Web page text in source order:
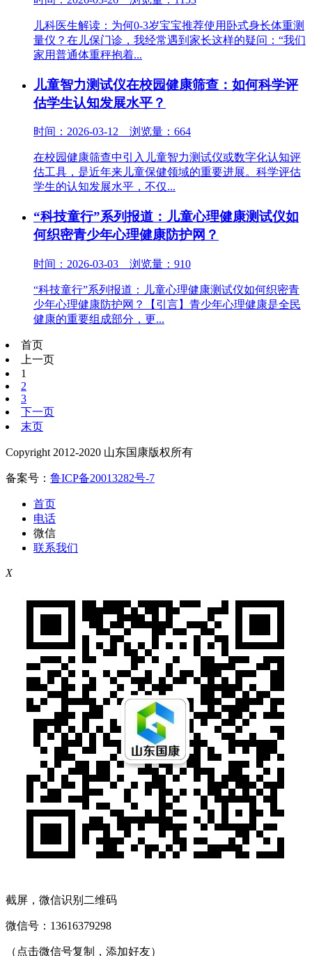
儿科医生解读：为何0-3岁宝宝推荐使用卧式身长体重测
量仪？在儿保门诊，我经常遇到家长这样的疑问：“我们
家用普通体重秤抱着...
儿童智力测试仪在校园健康筛查：如何科学评
估学生认知发展水平？​
时间：2026-03-12 浏览量：664
在校园健康筛查中引入儿童智力测试仪或数字化认知评
估工具，是近年来儿童保健领域的重要进展。科学评估
学生的认知发展水平，不仅...
“科技童行”系列报道：儿童心理健康测试仪如
何织密青少年心理健康防护网？
时间：2026-03-03 浏览量：910
“科技童行”系列报道：儿童心理健康测试仪如何织密青
少年心理健康防护网？【引言】青少年心理健康是全民
健康的重要组成部分，更...
首页
上一页
1
2
3
下一页
末页
Copyright 2012-2020 山东国康版权所有
备案号： 鲁ICP备20013282号-7
首页
电话
微信
联系我们
X
截屏，微信识别二维码
微信号： 13616379298
（点击微信号复制，添加好友）